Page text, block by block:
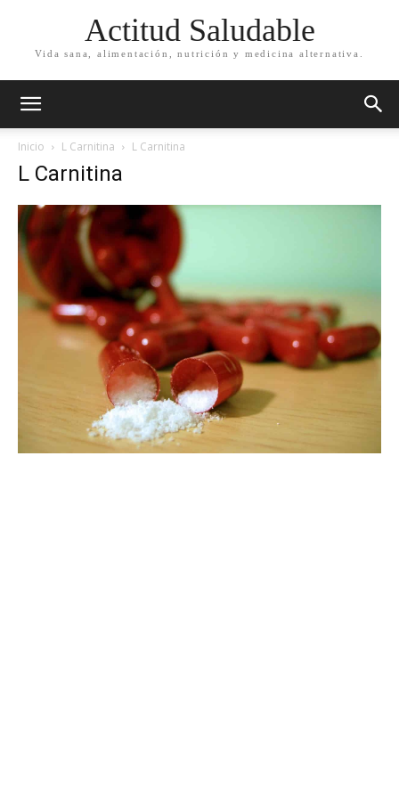
Actitud Saludable
Vida sana, alimentación, nutrición y medicina alternativa.
Inicio L Carnitina L Carnitina
L Carnitina